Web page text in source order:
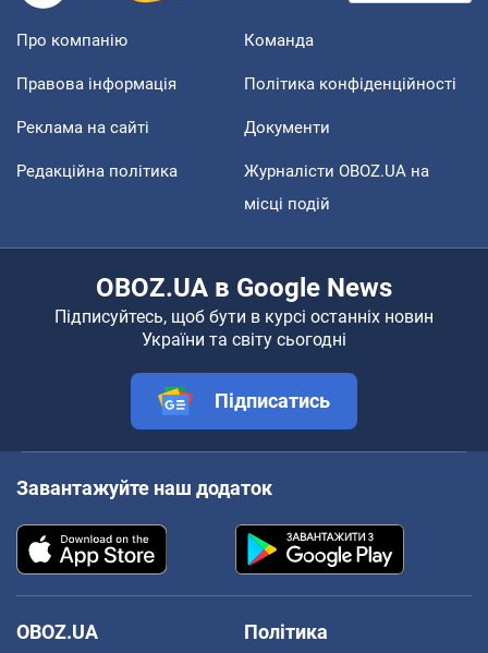
Про компанію Команда
Правова інформація Політика конфіденційності
Реклама на сайті Документи
Редакційна політика
Журналісти OBOZ.UA на
місці подій
OBOZ.UA в Google News
Підписуйтесь, щоб бути в курсі останніх новин
України та світу сьогодні
Підписатись
Завантажуйте наш додаток
OBOZ.UA
Політика